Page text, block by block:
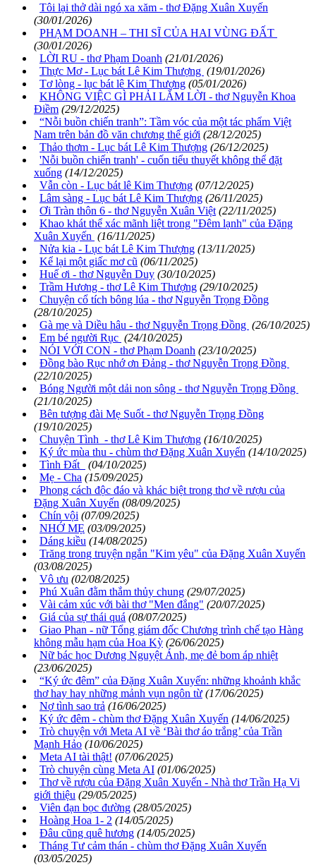
Tôi lại thở dài ngó xa xăm - thơ Đặng Xuân Xuyến
(30/01/2026)
PHẠM DOANH – THI SĨ CỦA HAI VÙNG ĐẤT
(30/01/2026)
LỜI RU - thơ Phạm Doanh (21/01/2026)
Thực Mơ - Lục bát Lê Kim Thượng (19/01/2026)
Tơ lòng - lục bát lê Kim Thượng (05/01/2026)
KHÔNG VIỆC GÌ PHẢI LẮM LỜI - thơ Nguyễn Khoa
Điềm (29/12/2025)
“Nỗi buồn chiến tranh”: Tầm vóc của một tác phẩm Việt
Nam trên bản đồ văn chương thế giới (28/12/2025)
Thảo thơm - Lục bát Lê Kim Thượng (26/12/2025)
'Nỗi buồn chiến tranh' - cuốn tiểu thuyết không thể đặt
xuống (14/12/2025)
Vẫn còn - Lục bát lê Kim Thượng (07/12/2025)
Lâm sàng - Lục bát Lê Kim Thượng (26/11/2025)
Ơi Tràn thôn 6 - thơ Nguyễn Xuân Việt (22/11/2025)
Khao khát thể xác mãnh liệt trong "Đêm lạnh" của Đặng
Xuân Xuyến (16/11/2025)
Nửa kia - Lục bát Lê Kim Thượng (13/11/2025)
Kể lại một giấc mơ cũ (06/11/2025)
Huế ơi - thơ Nguyễn Duy (30/10/2025)
Trầm Hương - thơ Lê Kim Thượng (29/10/2025)
Chuyện cổ tích bông lúa - thơ Nguyễn Trọng Đồng
(28/10/2025)
Gà mẹ và Diều hâu - thơ Nguyễn Trọng Đồng (26/10/2025)
Em bé người Rục (24/10/2025)
NÓI VỚI CON - thơ Phạm Doanh (23/10/2025)
Đồng bào Rục nhớ ơn Đảng - thơ Nguyễn Trọng Đồng
(22/10/2025)
Bóng Người một dải non sông - thơ Nguyễn Trọng Đồng
(21/10/2025)
Bên tượng đài Mẹ Suốt - thơ Nguyễn Trọng Đồng
(19/10/2025)
Chuyện Tình - thơ Lê Kim Thượng (16/10/2025)
Ký ức mùa thu - chùm thơ Đặng Xuân Xuyến (14/10/2025)
Tình Đất
(04/10/2025)
Mẹ - Cha (15/09/2025)
Phong cách độc đáo và khác biệt trong thơ về rượu của
Đặng Xuân Xuyến (08/09/2025)
Chín vội (07/09/2025)
NHỚ MẸ (03/09/2025)
Dáng kiều (14/08/2025)
Trăng trong truyện ngắn "Kim yêu" của Đặng Xuân Xuyến
(03/08/2025)
Vô ưu (02/08/2025)
Phú Xuân đằm thắm thủy chung (29/07/2025)
Vài cảm xúc với bài thơ "Men đắng" (20/07/2025)
Giá của sự thái quá (08/07/2025)
Giao Phan - nữ Tổng giám đốc Chương trình chế tạo Hàng
không mẫu hạm của Hoa Kỳ (26/06/2025)
Nữ bác học Dương Nguyệt Ánh, mẹ đẻ bom áp nhiệt
(23/06/2025)
“Ký ức đêm” của Đặng Xuân Xuyến: những khoảnh khắc
thơ hay hay những mảnh vụn ngôn từ (17/06/2025)
Nợ tình sao trả (16/06/2025)
Ký ức đêm - chùm thơ Đặng Xuân Xuyến (14/06/2025)
Trò chuyện với Meta AI về ‘Bài thơ áo trắng’ của Trần
Mạnh Hảo (10/06/2025)
Meta AI tài thật! (07/06/2025)
Trò chuyện cùng Meta AI (01/06/2025)
Thơ về rượu của Đặng Xuân Xuyến - Nhà thơ Trần Hạ Vi
giới thiệu (29/05/2025)
Viên đạn bọc đường (28/05/2025)
Hoàng Hoa 1- 2 (14/05/2025)
Đâu cũng quê hương (14/05/2025)
Tháng Tư cảm thán - chùm thơ Đặng Xuân Xuyến
(03/05/2025)